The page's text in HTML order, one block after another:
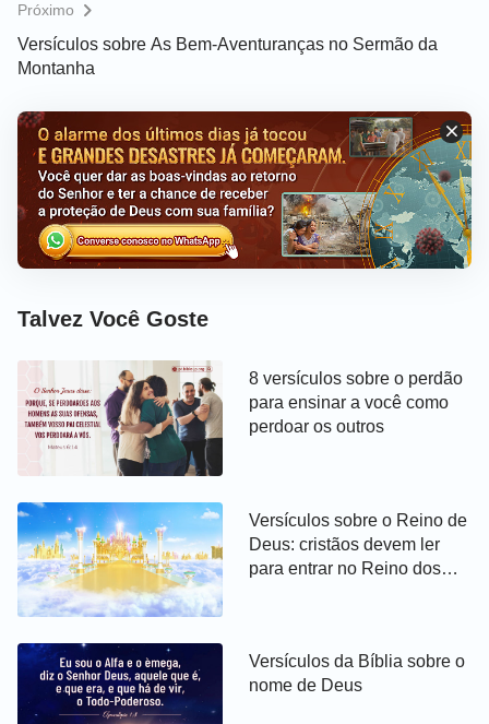
Próximo
Versículos sobre As Bem-Aventuranças no Sermão da
Montanha
Talvez Você Goste
8 versículos sobre o perdão
para ensinar a você como
perdoar os outros
Versículos sobre o Reino de
Deus: cristãos devem ler
para entrar no Reino dos
Versículos da Bíblia sobre o
nome de Deus